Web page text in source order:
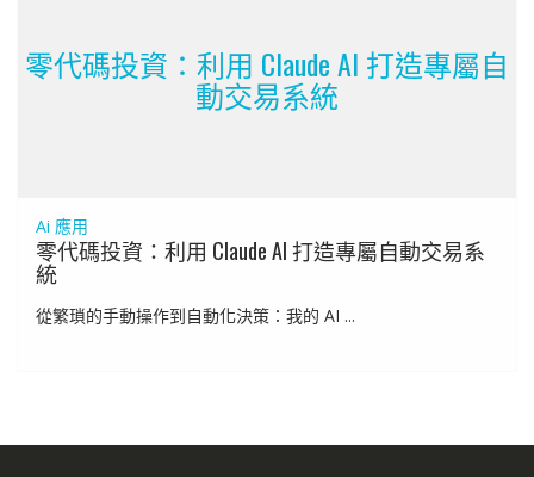
零代碼投資：利用 Claude AI 打造專屬自
動交易系統
Ai 應用
零代碼投資：利用 Claude AI 打造專屬自動交易系
統
從繁瑣的手動操作到自動化決策：我的 AI ...